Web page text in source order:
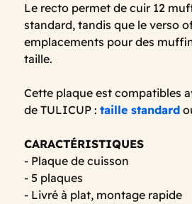
Le recto permet de cuir 12
standard, tandis que le verso
emplacements pour des
taille.
Cette plaque est compatibles
de TULICUP : taille standard
CARACTÉRISTIQUES
- Plaque de cuisson
- 5 plaques
- Livré à plat, montage rapide